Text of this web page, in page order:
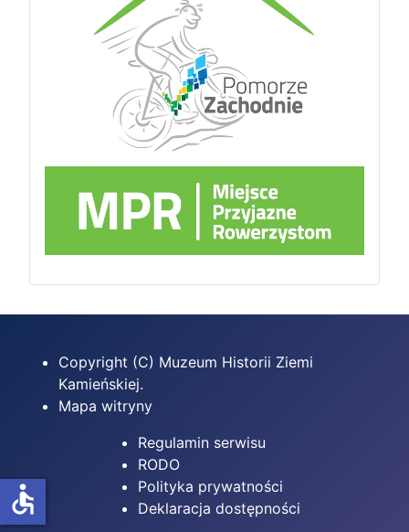
Copyright (C) Muzeum Historii Ziemi
Kamieńskiej.
Mapa witryny
Regulamin serwisu
RODO
Polityka prywatności
Deklaracja dostępności
accessible